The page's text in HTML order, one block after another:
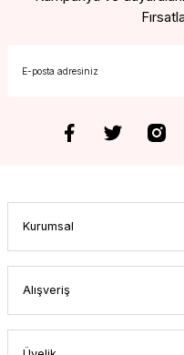
Kurumsal
Alışveriş